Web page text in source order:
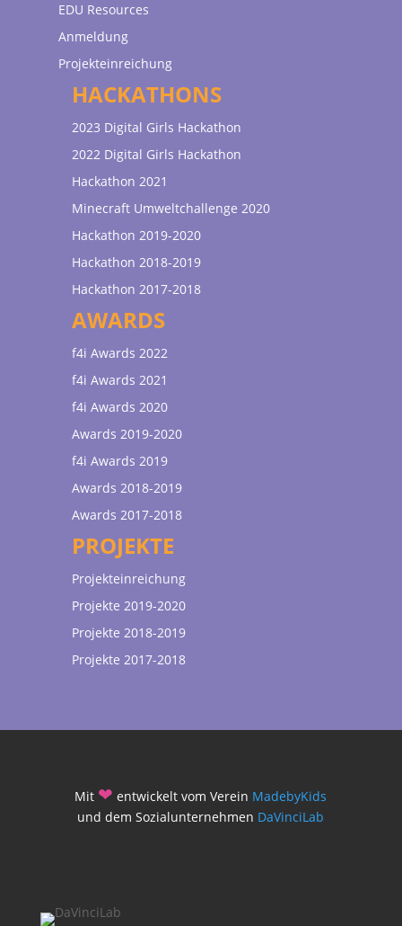
EDU Resources
Anmeldung
Projekteinreichung
HACKATHONS
2023 Digital Girls Hackathon
2022 Digital Girls Hackathon
Hackathon 2021
Minecraft Umweltchallenge 2020
Hackathon 2019-2020
Hackathon 2018-2019
Hackathon 2017-2018
AWARDS
f4i Awards 2022
f4i Awards 2021
f4i Awards 2020
Awards 2019-2020
f4i Awards 2019
Awards 2018-2019
Awards 2017-2018
PROJEKTE
Projekteinreichung
Projekte 2019-2020
Projekte 2018-2019
Projekte 2017-2018
Mit ❤ entwickelt vom Verein MadebyKids
und dem Sozialunternehmen DaVinciLab